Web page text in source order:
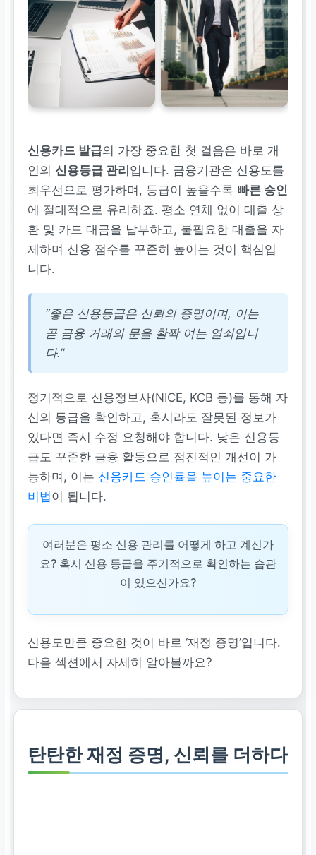
신용카드 발급의 가장 중요한 첫 걸음은 바로 개
인의 신용등급 관리입니다. 금융기관은 신용도를
최우선으로 평가하며, 등급이 높을수록 빠른 승인
에 절대적으로 유리하죠. 평소 연체 없이 대출 상
환 및 카드 대금을 납부하고, 불필요한 대출을 자
제하며 신용 점수를 꾸준히 높이는 것이 핵심입
니다.
“좋은 신용등급은 신뢰의 증명이며, 이는
곧 금융 거래의 문을 활짝 여는 열쇠입니
다.”
정기적으로 신용정보사(NICE, KCB 등)를 통해 자
신의 등급을 확인하고, 혹시라도 잘못된 정보가
있다면 즉시 수정 요청해야 합니다. 낮은 신용등
급도 꾸준한 금융 활동으로 점진적인 개선이 가
능하며, 이는 신용카드 승인률을 높이는 중요한
비법이 됩니다.
여러분은 평소 신용 관리를 어떻게 하고 계신가
요? 혹시 신용 등급을 주기적으로 확인하는 습관
이 있으신가요?
신용도만큼 중요한 것이 바로 ‘재정 증명’입니다.
다음 섹션에서 자세히 알아볼까요?
탄탄한 재정 증명, 신뢰를 더하다